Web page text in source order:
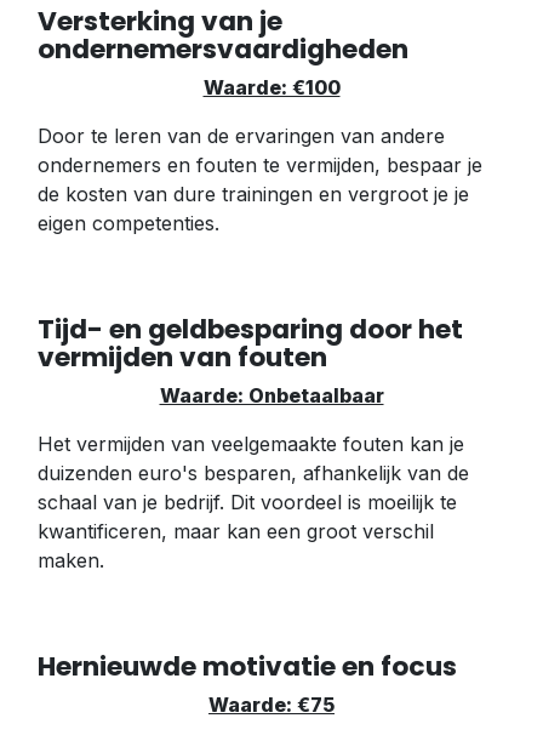
Versterking van je
ondernemersvaardigheden
Waarde: €100
Door te leren van de ervaringen van andere
ondernemers en fouten te vermijden, bespaar je
de kosten van dure trainingen en vergroot je je
eigen competenties.
Tijd- en geldbesparing door het
vermijden van fouten
Waarde: Onbetaalbaar
Het vermijden van veelgemaakte fouten kan je
duizenden euro's besparen, afhankelijk van de
schaal van je bedrijf. Dit voordeel is moeilijk te
kwantificeren, maar kan een groot verschil
maken.
Hernieuwde motivatie en focus
Waarde: €75